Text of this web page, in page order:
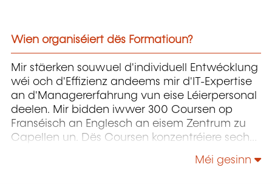
Wien organiséiert dës Formatioun?
Mir stäerken souwuel d'individuell Entwécklung
wéi och d'Effizienz andeems mir d'IT-Expertise
an d'Managererfahrung vun eise Léierpersonal
deelen. Mir bidden iwwer 300 Coursen op
Franséisch an Englesch an eisem Zentrum zu
Capellen un. Dës Coursen konzentréiere sech
Projetmanagement, Governance a Soft Skills.
Méi gesinn